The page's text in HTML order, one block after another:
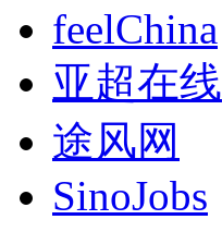
feelChina
亚超在线
途风网
SinoJobs